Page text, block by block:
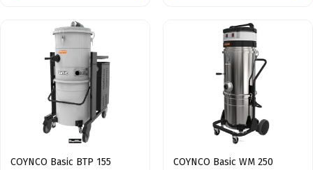
COYNCO Basic BTP 155 COYNCO Basic WM 250